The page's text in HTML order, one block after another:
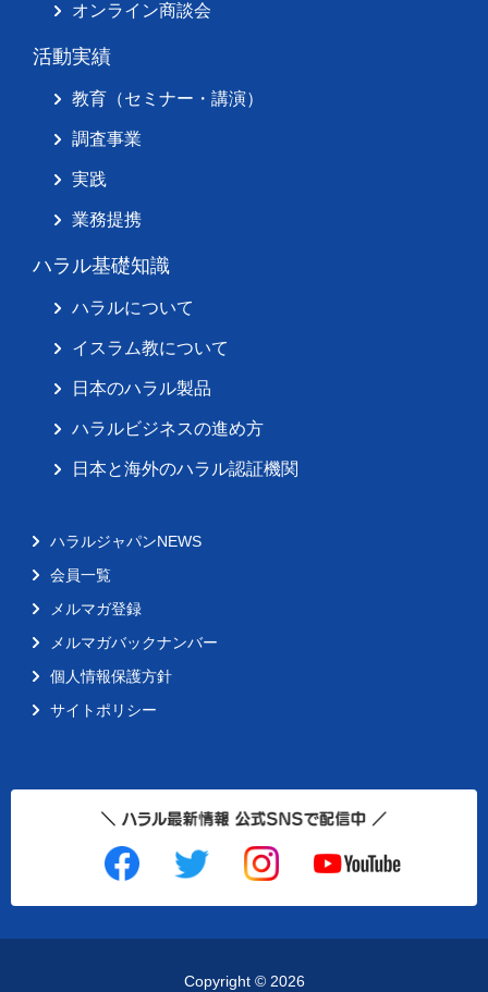
オンライン商談会
活動実績
教育（セミナー・講演）
調査事業
実践
業務提携
ハラル基礎知識
ハラルについて
イスラム教について
日本のハラル製品
ハラルビジネスの進め方
日本と海外のハラル認証機関
ハラルジャパンNEWS
会員一覧
メルマガ登録
メルマガバックナンバー
個人情報保護方針
サイトポリシー
Copyright © 2026